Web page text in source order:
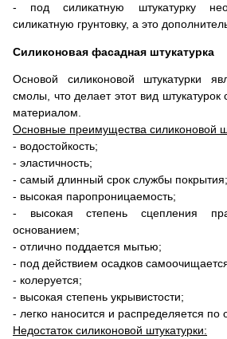
- под силикатную штукатурку
силикатную грунтовку, а это
Силиконовая фасадная штукатурка
Основой силиконовой штукатурки
смолы, что делает этот вид
материалом.
Основные преимущества силиконовой
- водостойкость;
- эластичность;
- самый длинный срок службы покрытия;
- высокая паропроницаемость;
- высокая степень сцепления
основанием;
- отлично поддается мытью;
- под действием осадков
- колеруется;
- высокая степень укрывистости;
- легко наносится и распределяется по
Недостаток силиконовой штукатурки: